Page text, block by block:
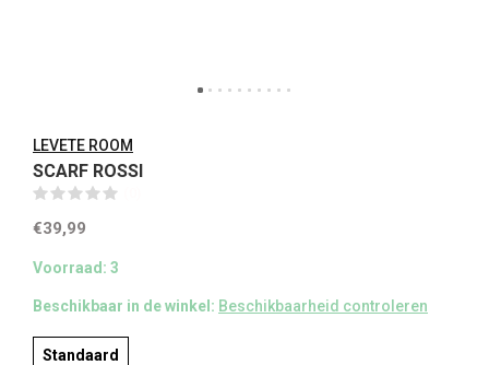
LEVETE ROOM
SCARF ROSSI
€39,99
Voorraad: 3
Beschikbaar in de winkel: Beschikbaarheid controleren
Standaard